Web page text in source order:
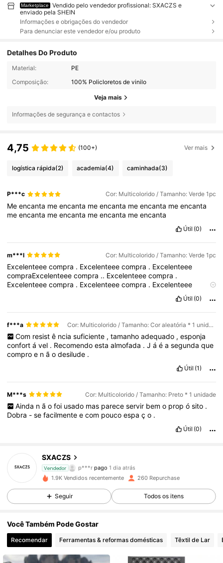
Marketplace
Vendido pelo vendedor profissional: SXACZS e
enviado pela SHEIN
Informações e obrigações do vendedor
Para denunciar este vendedor e/ou produto
Detalhes Do Produto
Material:
PE
Composição:
100% Policloretos de vinilo
Veja mais
Informações de segurança e contactos
4,75 (100+) Ver mais
logística rápida(2) academia(4) caminhada(3)
P***c Cor: Multicolorido / Tamanho: Verde 1pc
Meencanta meencanta meencanta meencanta meencanta
meencanta meencanta meencanta meencanta
Útil (0)
m***l Cor: Multicolorido / Tamanho: Verde 1pc
Excelenteeecompra . Excelenteeecompra . Excelenteee
compraExcelenteeecompra .. Excelenteeecompra .
Excelenteeecompra . Excelenteeecompra . Excelenteee
Útil (0)
f***a Cor: Multicolorido / Tamanho: Cor aleatória * 1 unidade
Com resist ê ncia suficiente , tamanho adequado , esponja
confortável . Recomendoestaalmofada .Jáéasegundaque
comproe nãodesilude .
Útil (1)
M***s Cor: Multicolorido / Tamanho: Preto * 1 unidade
Ainda n ã o foi usado mas parece servir bem o prop ó sito .
Dobra -sefacilmenteecom poucoespaço .
Útil (0)
SXACZS
Vendedor
4,72
p***r pago 1 dia atrás
4,72
1.9K Vendidos recentemente 260 Repurchase
Seguir Todos os itens
Você Também Pode Gostar
Recomendar Ferramentas & reformas domésticas Têxtil de Lar